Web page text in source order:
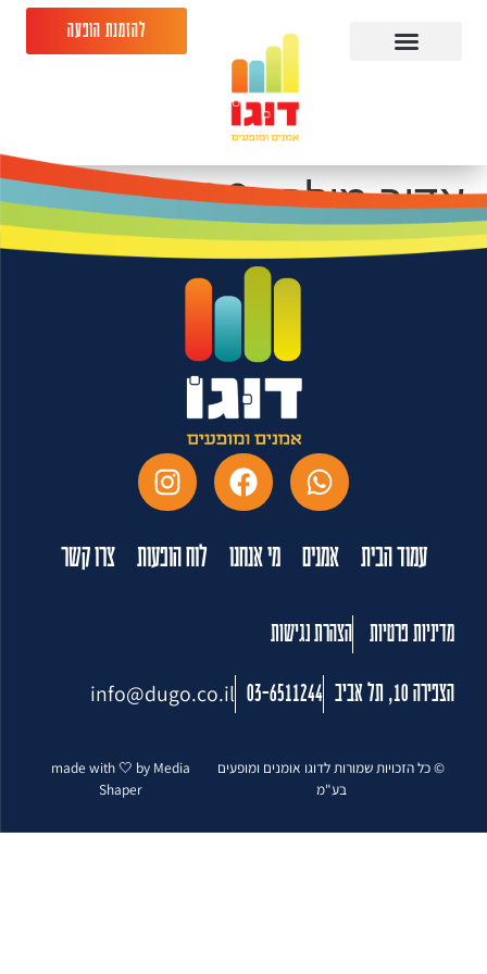
להזמנת הופעה
אדיר מילר -28.10.26-
המשכן לאומנויות הבמה
עמוד הבית אמנים מי אנחנו לוח הופעות צרו קשר
מדיניות פרטיות הצהרת נגישות
הצפירה 10, תל אביב 03-6511244
info@dugo.co.il
© כל הזכויות שמורות לדוגו אומנים ומופעים
בע"מ
made with 🤍 by Media
Shaper